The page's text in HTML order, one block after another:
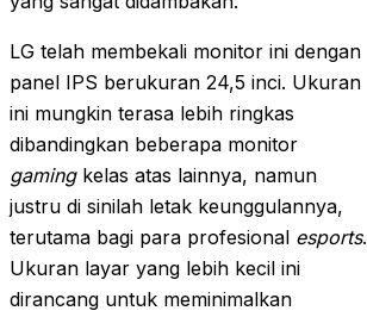
LG telah membekali monitor ini dengan
panel IPS berukuran 24,5 inci. Ukuran
ini mungkin terasa lebih ringkas
dibandingkan beberapa monitor
gamingkelas atas lainnya, namun
justru di sinilah letak keunggulannya,
terutama bagi para profesional esports.
Ukuran layar yang lebih kecil ini
dirancang untuk meminimalkan